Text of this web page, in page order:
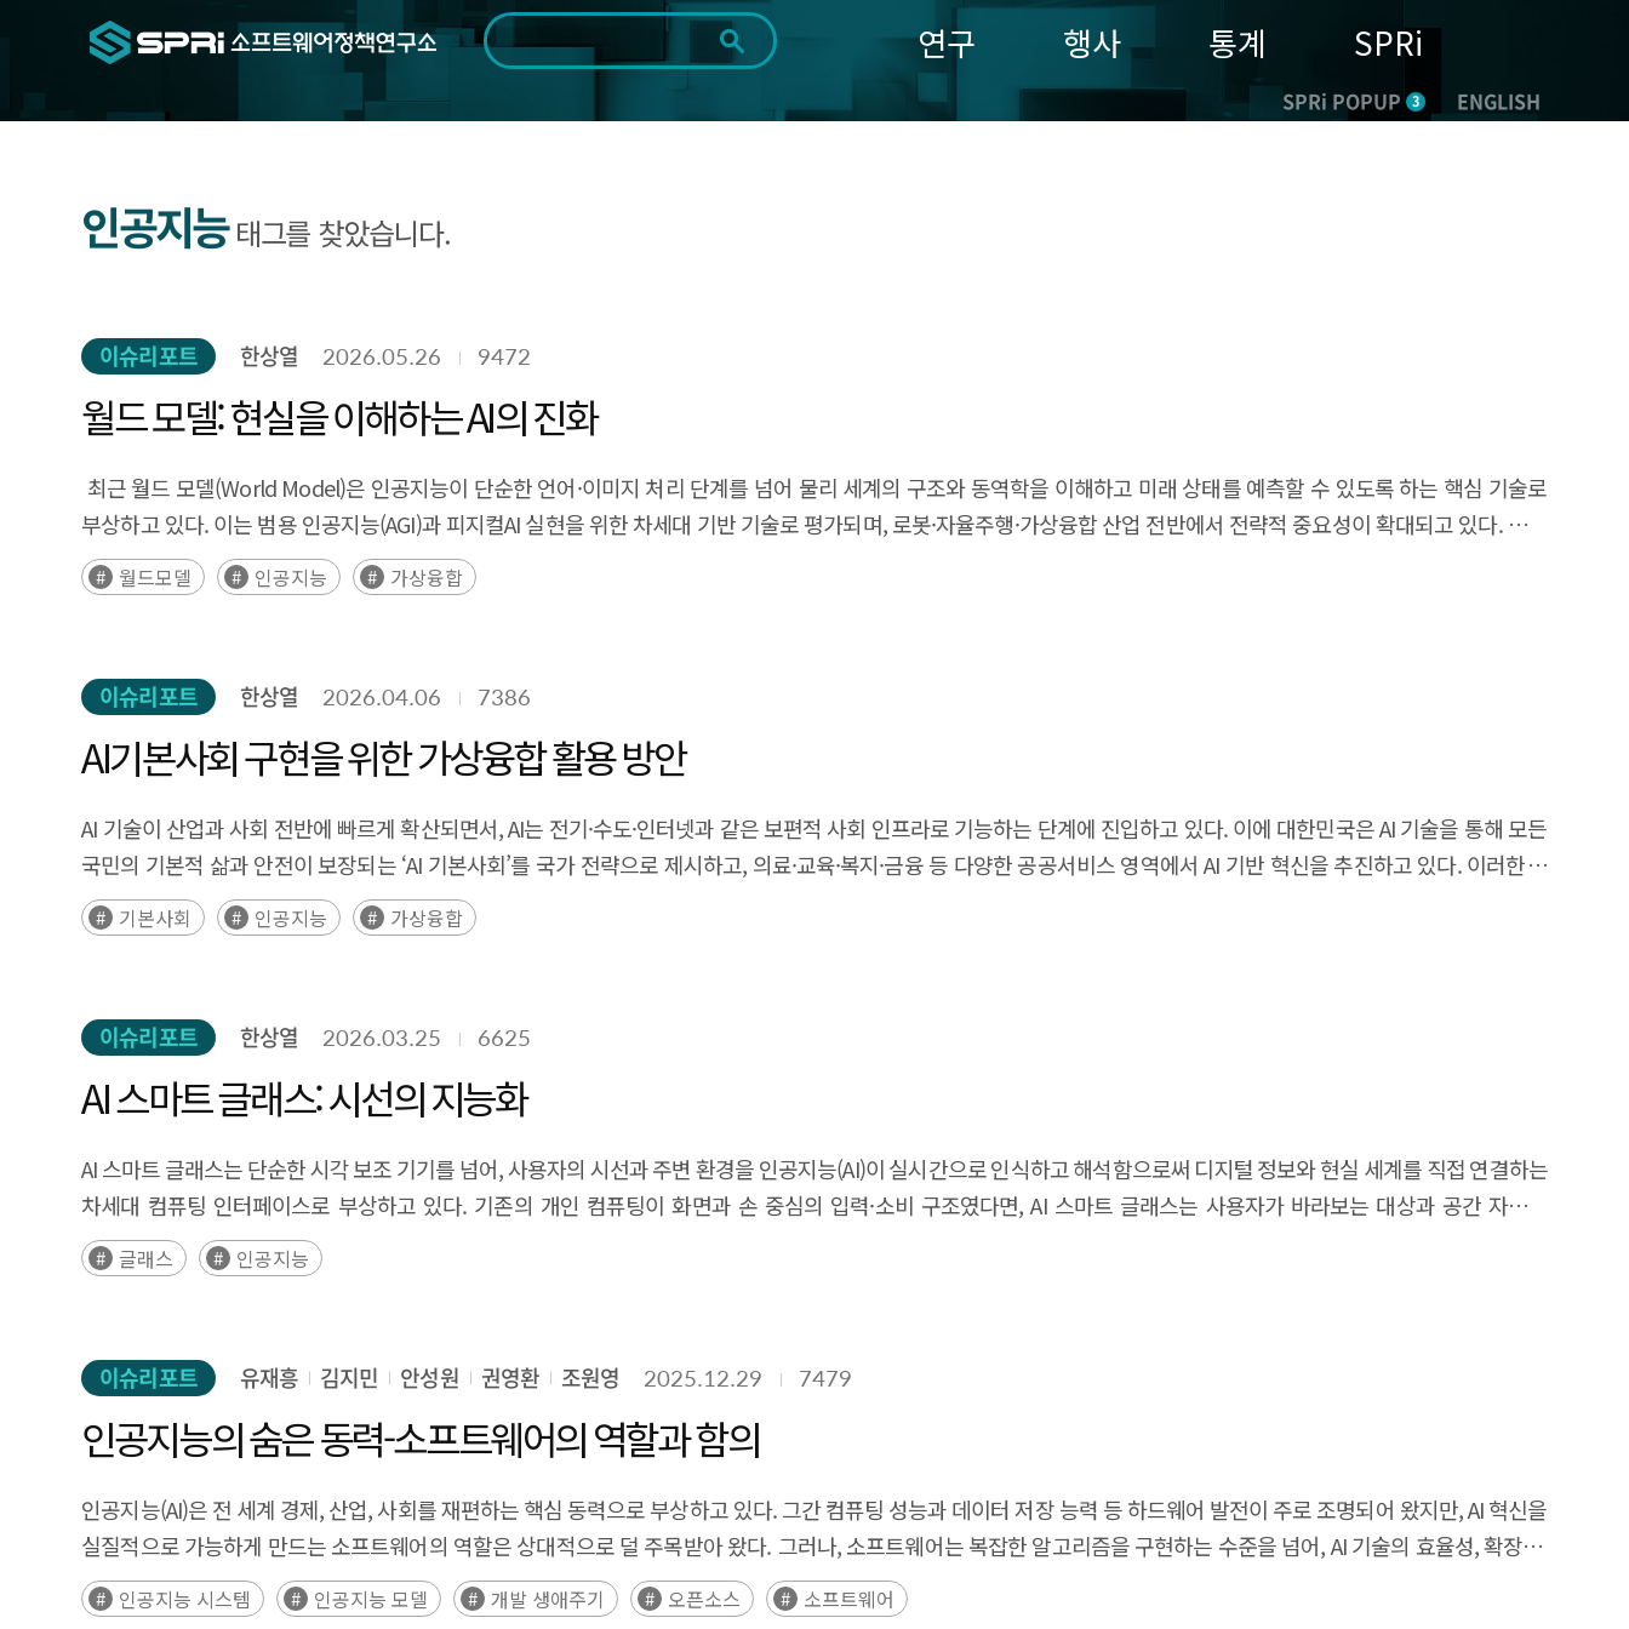
기간 전체 1일 1주 1개월 3개월 1년
연구 행사 통계 SPRi
SPRi POPUP 3 ENGLISH
인공지능태그를 찾았습니다.
이슈리포트 한상열 2026.05.26 9472
월드 모델: 현실을 이해하는 AI의 진화
​​​​​​ 최근 월드 모델(World Model)은 인공지능이 단순한 언어·이미지 처리 단계를 넘어 물리 세계의 구조와 동역학을 이해하고 미래 상태를 예측할 수 있도록 하는 핵심 기술로
부상하고 있다. 이는 범용 인공지능(AGI)과 피지컬AI 실현을 위한 차세대 기반 기술로 평가되며, 로봇·자율주행·가상융합 산업 전반에서 전략적 중요성이 확대되고 있다. 월드
모델은 인간의 멘탈 모델과 유사하게 환경에 대한 이해와 미래 예측을 기반으로 다양한 시나리오를 사전에 시뮬레이션하고 최적의 의사결정을 지원한다. 기술적으로 월드
모델은 명시적, 암묵적, 시뮬레이터 기반, 하이브리드형 등 다양한 패러다임으로 발전하고 있으며, 비디오 생성, 자율주행, 자율 에이전트 등 목적별로도 세분화될 수 있다. 최근
대규모 행동 데이터를 합성 데이터와 가상 시뮬레이션으로 보완함으로써 로봇과 자율 시스템의 학습 비용을 줄이고, 위험한 실제 검증 과정을 대체할 수 있다. 이를 통해 보다
안전하고 효율적인AI 시스템 개발이 가능해진다. 정책적으로 한국은 제조업 기반의 풍부한 산업 데이터를 활용해 제조 특화 물리 데이터셋과 고충실도 가상환경을 구축하고,
Sim-to-Real 정합성 확보, 도메인 특화 월드 모델 개발 등을 추진할 필요가 있다. 또한 VLA, 시뮬레이션, 제조 데이터를 통합한 국가 차원의 연구개발 체계를 마련함으로써
글로벌 월드 모델 경쟁력을 확보해야 한다. 결론적으로 월드 모델은 향후 AI 산업의 핵심 인프라이자 피지컬AI, 자율주행, 가상융합 발전을 견인할 중요 기술로서, 기술 혁신과
산업 생태계, 국가 정책 차원의 선제적 대응이 요구된다. Executive Summary Recent world models have emerged as a critical technology enabling artificial intelligence
to move beyond simple language and image processing toward understanding the structure and dynamics of the physical world and predicting future states.
They are increasingly regarded as next-generation foundational technologies for achieving Artificial General Intelligence (AGI) and Physical AI, while their strategic
models are evolving across various paradigms, including explicit, implicit, simulator-based, and hybrid approaches, while also being specialized by application
South Korea have intensified competition in world model development through diverse approaches, including real-time 3D virtual environment generation, self-
important solution to addressing two major bottlenecks in Physical AI development: data scarcity and pre-deployment validation challenges. By supplementing
difficult-to-obtain real-world behavioral data with synthetic data and virtual simulations, world models can significantly reduce the cost of training robots and
autonomous systems while replacing risky real-world testing processes. This enables the development of safer and more efficient AI systems. From a policy
perspective, South Korea needs to leverage its rich manufacturing-based industrial data to establish manufacturing-specialized physical datasets and high-
global competitiveness in world models by establishing a national R&D framework that integrates VLA, simulation, and manufacturing data. In conclusion, world
models are expected to become a core infrastructure for the future AI industry and a key enabling technology driving the advancement of Physical AI,
autonomous driving, and virtual convergence. As such, proactive responses at the levels of technological innovation, industrial ecosystem development, and
national policy are essential.
월드모델 인공지능 가상융합
이슈리포트 한상열 2026.04.06 7386
AI기본사회 구현을 위한 가상융합 활용 방안
AI 기술이 산업과 사회 전반에 빠르게 확산되면서, AI는 전기·수도·인터넷과 같은 보편적 사회 인프라로 기능하는 단계에 진입하고 있다. 이에 대한민국은 AI 기술을 통해 모든
국민의 기본적 삶과 안전이 보장되는 ‘AI 기본사회’를 국가 전략으로 제시하고, 의료·교육·복지·금융 등 다양한 공공서비스 영역에서 AI 기반 혁신을 추진하고 있다. 이러한 AI
기본사회는 기술 발전의 성과가 특정 집단에 집중되지 않고 모든 국민에게 공정하게 제공되는 포용적 사회 구현을 목표로 하며, 이를 위해서는 AI 서비스를 국민이 실제 생활
속에서 체감할 수 있는 실행 인프라가 필요하다. 이 과정에서 XR, 디지털 트윈 등 가상융합은 현실과 디지털 세계를 연결하는 공간적 인터페이스로서 중요한 역할을 수행할 수
보편적 접근성을 강화하는 핵심 인프라로 기능할 수 있다. 가상융합은 코로나19 기간 동안 높은 기대를 받았으나, 실제 활용이 게임이나 이벤트 중심 서비스에 머무르고
사용자에게 명확한 가치 제안을 제공하지 못하면서 기대에 비해 확산 속도가 제한적이었다. 또한 고가의 장비, 제한된 콘텐츠, 지속 가능한 비즈니스 모델 부족 등이 산업
발전의 제약 요인으로 작용하였다. 그러나 최근에는 생성형 AI의 발전과 XR 디바이스의 기술적 개선을 바탕으로 가상융합 서비스의 개인화와 몰입도가 높아지고 있으며, 교육·
제조·국방·의료 등 다양한 산업 분야에서 가상 시뮬레이션, 원격 협업, 직무훈련 등 실질적인 활용 사례가 가시화되면서 산업의 재도약 가능성이 높아지고 있다. 본 보고서는
국가인공지능전략위원회의 「대한민국 인공지능 행동계획」에서 제시된 AI 기본사회 주요 과제를 중심으로, 가상융합이 실제 정책 실행 과정에서 어떻게 활용될 수 있는지를
구체적으로 제시한다. 우선 사회적 합의 형성 측면에서는 가상공간에서 AI 정책의 영향을 시뮬레이션하고 아바타 기반 토론을 통해 다양한 이해관계자가 참여하는 공론장을
구축함으로써 정책 수용성을 높일 수 있다. 또한 디지털 트윈 기반 리빙랩을 통해 사회 문제 해결을 위한 AI 기술을 가상환경에서 실험하고 검증할 수 있으며, 가상 오피스와
딥페이크나 금융 사기 등 AI 기반 범죄 대응을 위해 가상환경에서 실제 범죄 상황을 체험하고 대응하는 교육을 제공하거나, 아바타 기반 상담을 통해 피해자의 심리적 회복을
구축함으로써 지역과 계층 간 AI 교육 격차를 완화할 수 있다. 종합적으로 볼 때 가상융합은 AI 공론장 구축, 사회문제 해결 실험, 일자리 전환 대응, 돌봄·의료 서비스 확대, 생활
프로젝트가 일회성 행사나 전시성 구축에 그쳤던 사례를 반복하지 않기 위해서는 단순한 가상 공간 구축에 머무르지 않고, 실제 정책 효과와 서비스 활용 가치를 창출할 수 있는
지속 가능한 운영 모델과 성과 중심의 정책 설계가 함께 마련될 필요가 있다. Executive Summary As AI technologies rapidly spread across industry and society, AI is
entering a stage where it functions as a universal social infrastructure comparable to electricity, water, and the internet. In response, the Republic of Korea has
기본사회 인공지능 가상융합
이슈리포트 한상열 2026.03.25 6625
AI 스마트 글래스: 시선의 지능화
AI 스마트 글래스는 단순한 시각 보조 기기를 넘어, 사용자의 시선과 주변 환경을 인공지능(AI)이 실시간으로 인식하고 해석함으로써 디지털 정보와 현실 세계를 직접 연결하는
차세대 컴퓨팅 인터페이스로 부상하고 있다. 기존의 개인 컴퓨팅이 화면과 손 중심의 입력·소비 구조였다면, AI 스마트 글래스는 사용자가 바라보는 대상과 공간 자체가
데이터가 되는 ‘시선 중심 컴퓨팅’으로의 전환을 의미하며, 생성형 AI와 멀티모달 AI의 발전에 힘입어 새로운 개인 컴퓨팅 패러다임을 형성하고 있다. AI 스마트 글래스 시장은
향후 높은 성장 잠재력을 보유하고 있다. 글로벌 시장에서는 메타, 삼성전자, 구글 등 주요 빅테크 기업들이 AI 스마트 글래스를 차세대 플랫폼으로 인식하고 생태계 구축 경쟁을
인터페이스로 발전하며, 장기적으로는 인간의 시선을 AI가 해석하고 확장하는 ‘시선의 지능화’ 단계로 진화할 것으로 전망된다. 이러한 변화는 정보 탐색 방식, 의사결정 과정,
산업 현장의 작업 방식, 광고·교육·의료 등 다양한 영역에서 구조적 변화를 유발할 가능성이 있다. 특히 AI 스마트 글래스는 1인칭 시점 데이터의 주요 생성 장치로서 AI의 맥락
지능 구현을 가능하게 하는 핵심 기반으로 작용할 것으로 예상된다. 한편 AI 스마트 글래스는 배터리 지속시간 개선, 기기 경량화, 시야각 확대 등 기술적 과제와 함께, 개인정보
보호 우려, 디지털 격차 심화 가능성, 사회적 수용성 확보 등 사회·제도적 이슈에 대한 대응이 동시에 필요하다. 현재는 AI 스마트 글래스 도입 초기 단계로, 기술에 대한 사회적
기대와 프라이버시·안전 등에 대한 우려가 동시에 존재하는 과도기적 국면에 있으며, 기술 확산과 사회적 수용성 확보 간의 균형을 마련하기 위한 정책적 역할이 중요한
시점이다. 이에 본 연구는 산업 생태계 경쟁력 강화 지원, ‘시선 중심 컴퓨팅’ 시대 대비를 위한 선제적 제도 설계, 새로운 디지털 격차 대응을 위한 포용 정책의 필요성을
제시한다. 이를 통해 AI 스마트 글래스가 새로운 개인 컴퓨팅 인터페이스로 안정적으로 정착하고 산업적·사회적 가치 창출로 이어질 수 있는 정책 방향을 도출하고자 한다.
글래스 인공지능
이슈리포트 유재흥 김지민 안성원 권영환 조원영 2025.12.29 7479
인공지능의 숨은 동력-소프트웨어의 역할과 함의
인공지능(AI)은 전 세계 경제, 산업, 사회를 재편하는 핵심 동력으로 부상하고 있다. 그간 컴퓨팅 성능과 데이터 저장 능력 등 하드웨어 발전이 주로 조명되어 왔지만, AI 혁신을
실질적으로 가능하게 만드는 소프트웨어의 역할은 상대적으로 덜 주목받아 왔다. 그러나, 소프트웨어는 복잡한 알고리즘을 구현하는 수준을 넘어, AI 기술의 효율성, 확장성,
접근성 등을 좌우하는 기반이다. 고급 소프트웨어 프레임워크와 프로그래밍 언어는 개발자와 연구자가 정교한 AI 모델을 신속하게 개발하고 개선 및 배포하도록 지원한다.
현대의 인공지능은 방대한 데이터의 수집, 처리, 그리고 고성능 컴퓨팅 자원을 활용한 연산에 기반하고 있다. AI 모델은 다양한 응용 애플리케이션의 엔진으로 여러 AI 서비스와
인공지능 시스템 인공지능 모델 개발 생애주기 오픈소스 소프트웨어